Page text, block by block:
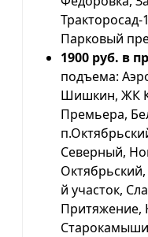
Тракторосад-
Парковый
1900 руб. в
подъема:
Шишкин, ЖК
Премьера,
Северный,
й участок,
Притяжение,